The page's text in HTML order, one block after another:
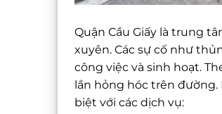
Quận Cầu Giấy là trung
xuyên. Các sự cố như
công việc và sinh hoạt.
lần hỏng hóc trên đường.
biệt với các dịch vụ: